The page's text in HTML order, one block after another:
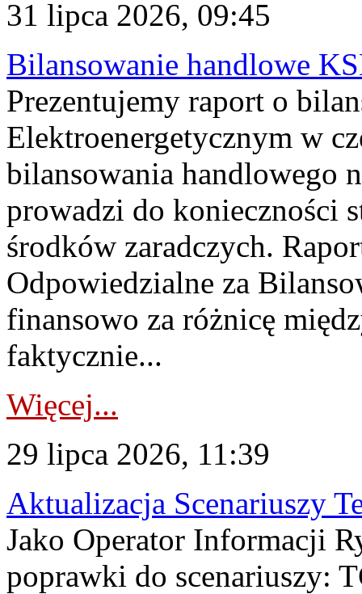
31 lipca 2026, 09:45
Bilansowanie handlowe
Prezentujemy raport o
Elektroenergetycznym w
bilansowania handlowego
prowadzi do konieczności
środków zaradczych.
Odpowiedzialne za
finansowo za różnicę
faktycznie...
Więcej...
29 lipca 2026, 11:39
Aktualizacja Scenariuszy
Jako Operator Informacji
poprawki do scenariuszy: